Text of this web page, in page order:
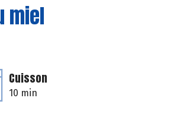
miel
Cuisson
10 min